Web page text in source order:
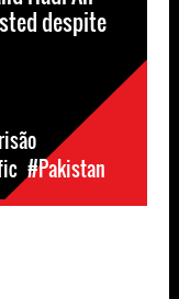
despite
#Pakistan